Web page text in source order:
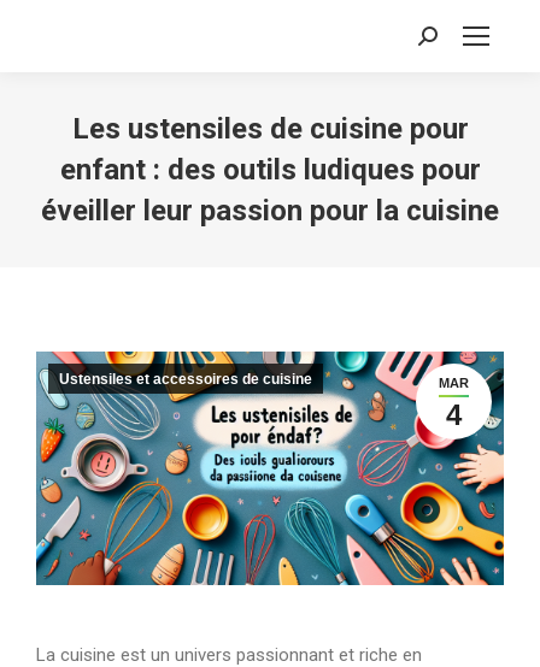
Recherche
Les ustensiles de cuisine pour
enfant : des outils ludiques pour
éveiller leur passion pour la cuisine
MAR
4
Ustensiles et accessoires de cuisine
La cuisine est un univers passionnant et riche en